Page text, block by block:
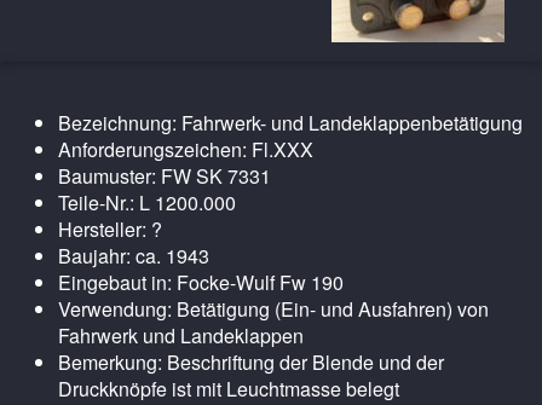
Bezeichnung: Fahrwerk- und Landeklappenbetätigung
Anforderungszeichen: Fl.XXX
Baumuster: FW SK 7331
Teile-Nr.: L 1200.000
Hersteller: ?
Baujahr: ca. 1943
Eingebaut in: Focke-Wulf Fw 190
Verwendung: Betätigung (Ein- und Ausfahren) von
Fahrwerk und Landeklappen
Bemerkung: Beschriftung der Blende und der
Druckknöpfe ist mit Leuchtmasse belegt